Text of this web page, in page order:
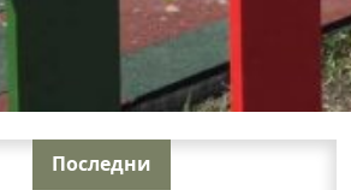
Последни